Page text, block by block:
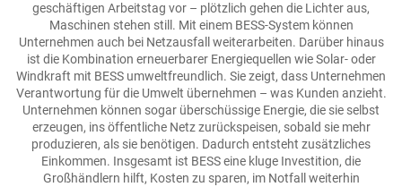
geschäftigen Arbeitstag vor – plötzlich gehen die Lichter aus,
Maschinen stehen still. Mit einem BESS-System können
Unternehmen auch bei Netzausfall weiterarbeiten. Darüber hinaus
ist die Kombination erneuerbarer Energiequellen wie Solar- oder
Windkraft mit BESS umweltfreundlich. Sie zeigt, dass Unternehmen
Verantwortung für die Umwelt übernehmen – was Kunden anzieht.
Unternehmen können sogar überschüssige Energie, die sie selbst
erzeugen, ins öffentliche Netz zurückspeisen, sobald sie mehr
produzieren, als sie benötigen. Dadurch entsteht zusätzliches
Einkommen. Insgesamt ist BESS eine kluge Investition, die
Großhändlern hilft, Kosten zu sparen, im Notfall weiterhin